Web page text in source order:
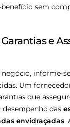
sem
e
informe-
Um
que
desempenho das
envidraçadas.